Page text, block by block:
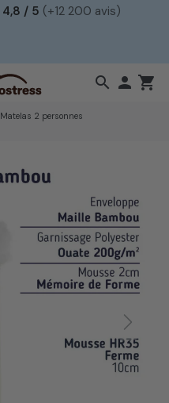
4,8 / 5 (+12 200 avis)
search  shopping_cart
Matelas 2 personnes
Next